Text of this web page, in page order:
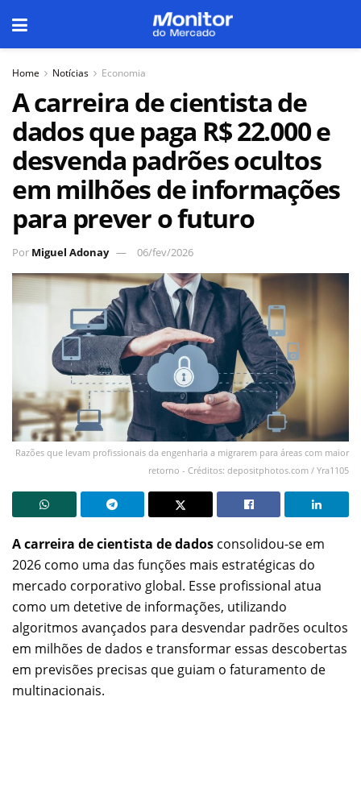
Home Notícias Economia
A carreira de cientista de
dados que paga R$ 22.000 e
desvenda padrões ocultos
em milhões de informações
para prever o futuro
Por Miguel Adonay 06/fev/2026
Razões que levam profissionais da engenharia a migrarem para áreas com maior
retorno - Créditos: depositphotos.com / Yra1105
A carreira de cientista de dados consolidou-se em
2026 como uma das funções mais estratégicas do
mercado corporativo global. Esse profissional atua
como um detetive de informações, utilizando
algoritmos avançados para desvendar padrões ocultos
em milhões de dados e transformar essas descobertas
em previsões precisas que guiam o faturamento de
multinacionais.